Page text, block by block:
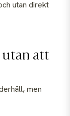
utan att
men